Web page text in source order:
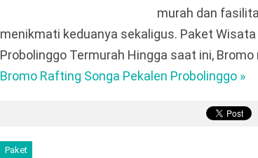
murah dan
menikmati keduanya sekaligus. Paket
Probolinggo Termurah Hingga saat ini,
Bromo Rafting Songa Pekalen Probolinggo »
Paket